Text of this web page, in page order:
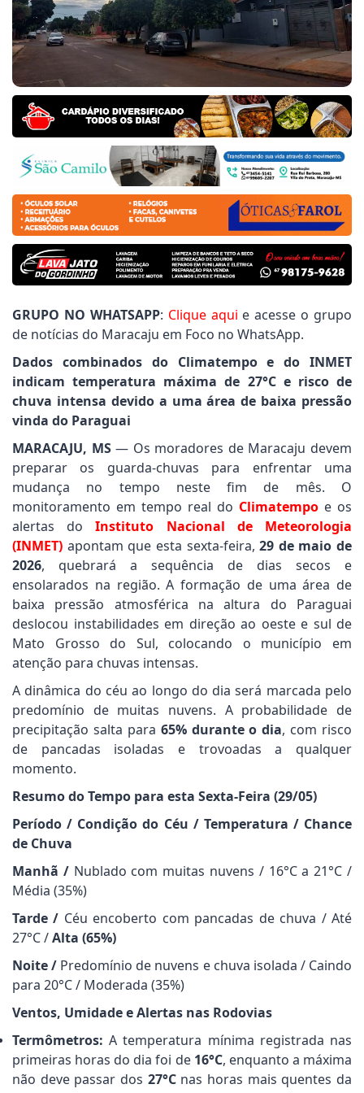
Nego do Povo pede limpeza de terrenos do Polo
Municipal
Santa Guilhermina: Vereador Joãozinho
da Prefeitura, Jogos Abertos de Mato Grosso
GRUPO NO WHATSAPP: Clique aqui e acesse o grupo
de notícias do Maracaju em Foco no WhatsApp.
Dados combinados do Climatempo e do INMET
indicam temperatura máxima de 27°C e risco de
chuva intensa devido a uma área de baixa pressão
vinda do Paraguai
MARACAJU, MS— Os moradores de Maracaju devem
preparar os guarda-chuvas para enfrentar uma
mudança no tempo neste fim de mês. O
monitoramento em tempo real do Climatempo e os
alertas doInstituto Nacional de Meteorologia
(INMET) apontam que esta sexta-feira,29 de maio de
2026, quebrará a sequência de dias secos e
ensolarados na região. A formação de uma área de
baixa pressão atmosférica na altura do Paraguai
deslocou instabilidades em direção ao oeste e sul de
Mato Grosso do Sul, colocando o município em
atenção para chuvas intensas.
A dinâmica do céu ao longo do dia será marcada pelo
predomínio de muitas nuvens. A probabilidade de
precipitação salta para 65% durante o dia, com risco
de pancadas isoladas e trovoadas a qualquer
momento.
Resumo do Tempo para esta Sexta-Feira (29/05)
Período / Condição do Céu / Temperatura / Chance
de Chuva
Manhã / Nublado com muitas nuvens / 16°C a 21°C /
Média (35%)
Tarde / Céu encoberto com pancadas de chuva / Até
27°C /Alta (65%)
Noite / Predomínio de nuvens e chuva isolada / Caindo
para 20°C / Moderada (35%)
Ventos, Umidade e Alertas nas Rodovias
Termômetros: A temperatura mínima registrada nas
primeiras horas do dia foi de 16°C, enquanto a máxima
não deve passar dos 27°Cnas horas mais quentes da